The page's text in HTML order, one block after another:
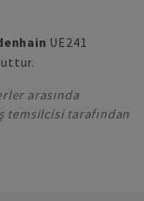
UE241
arasında
temsilcisi tarafından